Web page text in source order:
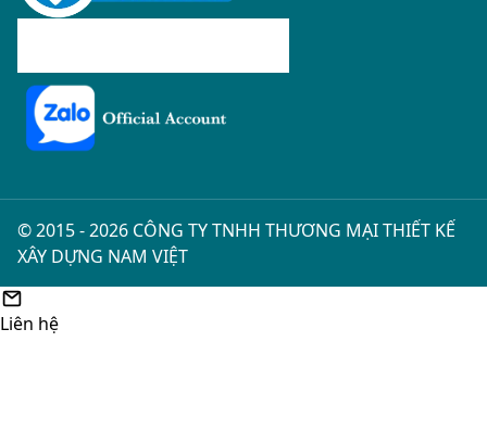
© 2015 - 2026 CÔNG TY TNHH THƯƠNG MẠI THIẾT KẾ
XÂY DỰNG NAM VIỆT
Liên hệ